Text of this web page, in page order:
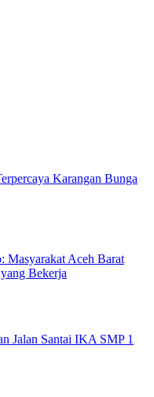
Karangan Bunga
Aceh Barat
Bekerja
Jalan Santai IKA SMP 1